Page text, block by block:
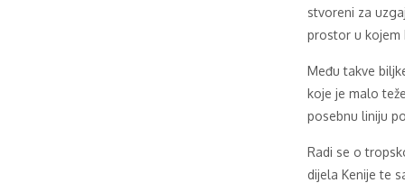
stvoreni za
prostor u kojem
Među takve
koje je malo
posebnu liniju
Radi se o
dijela Kenije te